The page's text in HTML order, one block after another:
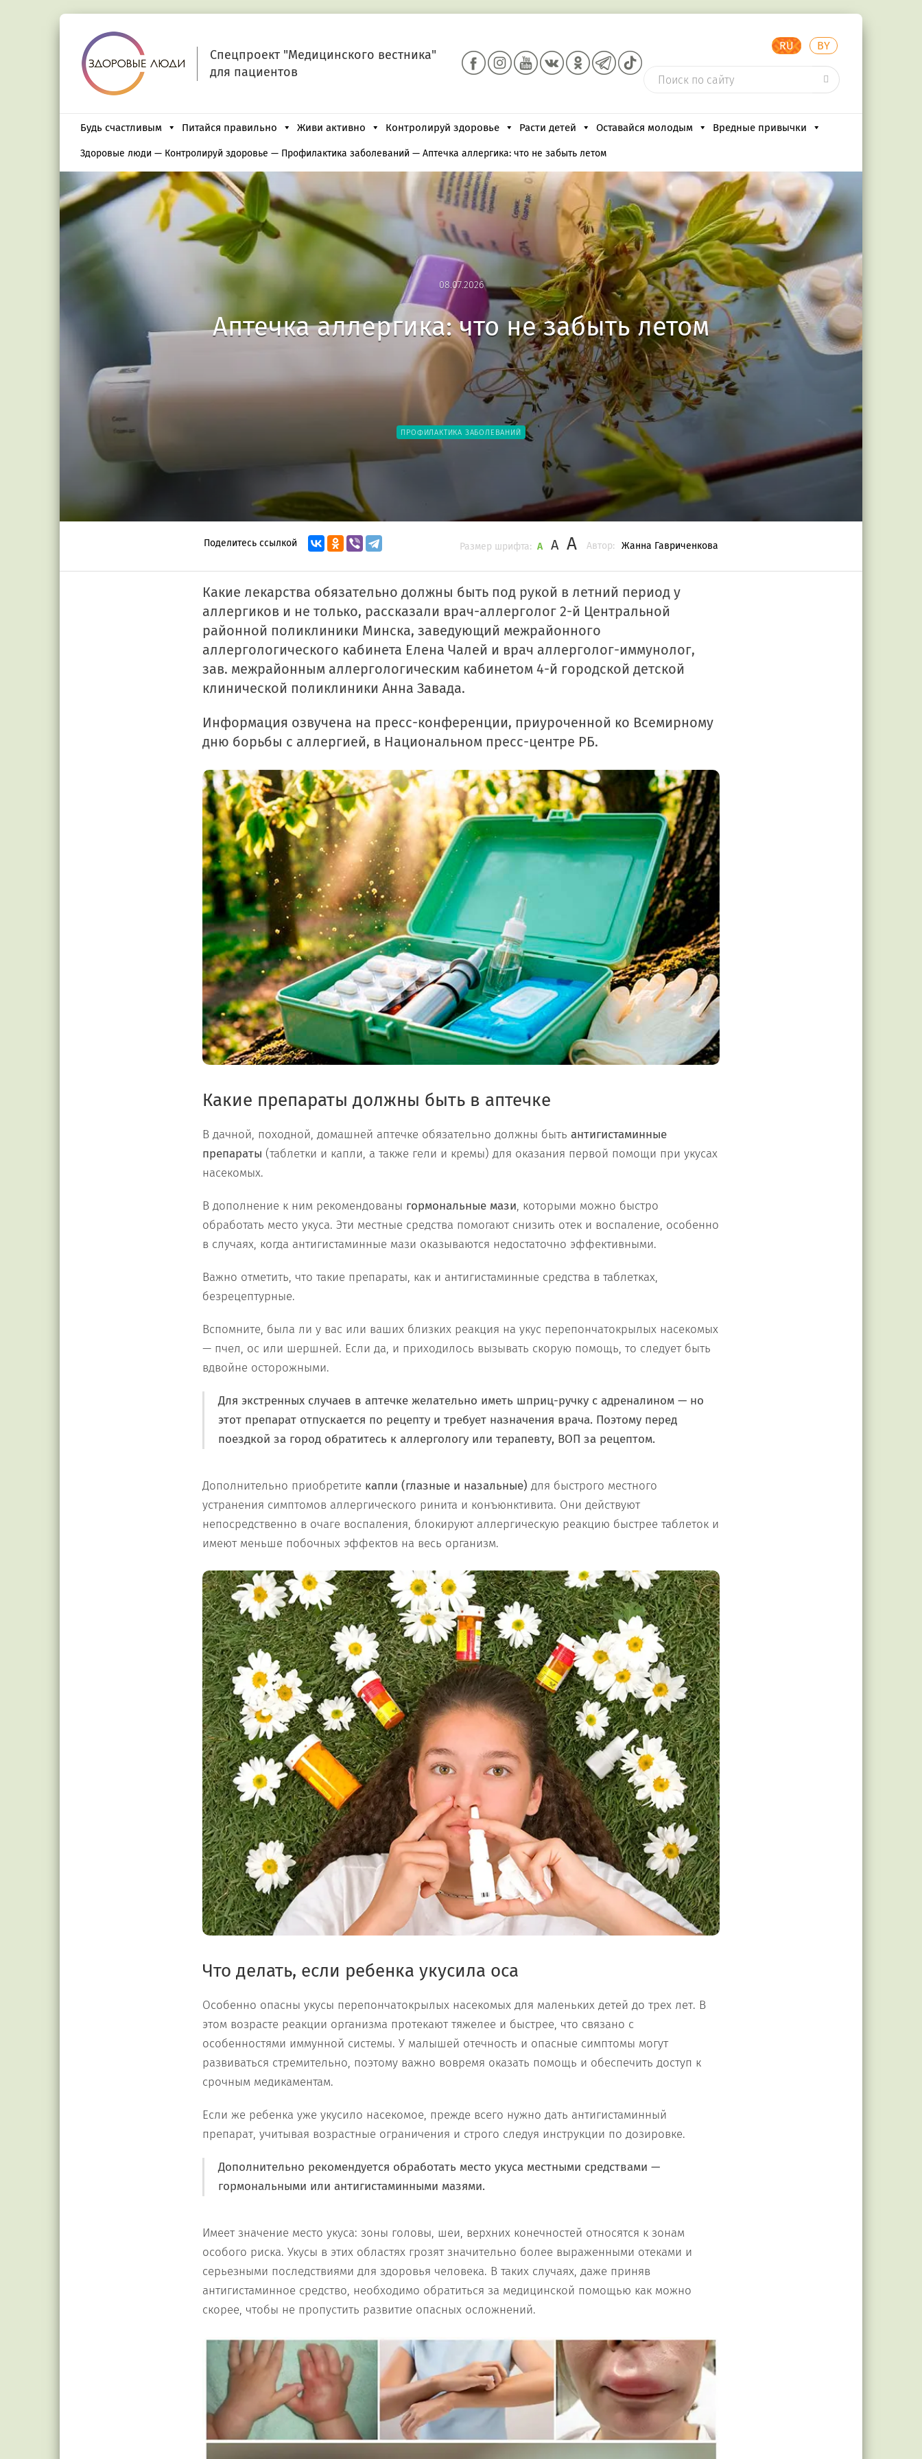
Спецпроект "Медицинского вестника"
для пациентов
RU BY
Будь счастливым Питайся правильно Живи активно Контролируй здоровье Расти детей Оставайся молодым Вредные привычки
Здоровые люди — Контролируй здоровье — Профилактика заболеваний — Аптечка аллергика: что не забыть летом
08.07.2026
08.07.2026
Аптечка аллергика: что не забыть летом
ПРОФИЛАКТИКА ЗАБОЛЕВАНИЙ
Поделитесь ссылкой Автор: Жанна Гавриченкова
Размер шрифта: A A A
Какие лекарства обязательно должны быть под рукой в летний период у
аллергиков и не только, рассказали врач-аллерголог 2-й Центральной
районной поликлиники Минска, заведующий межрайонного
аллергологического кабинета Елена Чалей и врач аллерголог-иммунолог,
зав. межрайонным аллергологическим кабинетом 4-й городской детской
клинической поликлиники Анна Завада.
Информация озвучена на пресс-конференции, приуроченной ко Всемирному
дню борьбы с аллергией, в Национальном пресс-центре РБ.
Какие препараты должны быть в аптечке
В дачной, походной, домашней аптечке обязательно должны быть антигистаминные
препараты (таблетки и капли, а также гели и кремы) для оказания первой помощи при укусах
насекомых.
В дополнение к ним рекомендованы гормональные мази, которыми можно быстро
обработать место укуса. Эти местные средства помогают снизить отек и воспаление, особенно
в случаях, когда антигистаминные мази оказываются недостаточно эффективными.
Важно отметить, что такие препараты, как и антигистаминные средства в таблетках,
безрецептурные.
Вспомните, была ли у вас или ваших близких реакция на укус перепончатокрылых насекомых
— пчел, ос или шершней. Если да, и приходилось вызывать скорую помощь, то следует быть
вдвойне осторожными.
Для экстренных случаев в аптечке желательно иметь шприц-ручку с адреналином — но
этот препарат отпускается по рецепту и требует назначения врача. Поэтому перед
поездкой за город обратитесь к аллергологу или терапевту, ВОП за рецептом.
Дополнительно приобретите капли (глазные и назальные) для быстрого местного
устранения симптомов аллергического ринита и конъюнктивита. Они действуют
непосредственно в очаге воспаления, блокируют аллергическую реакцию быстрее таблеток и
имеют меньше побочных эффектов на весь организм.
Что делать, если ребенка укусила оса
Особенно опасны укусы перепончатокрылых насекомых для маленьких детей до трех лет. В
этом возрасте реакции организма протекают тяжелее и быстрее, что связано с
особенностями иммунной системы. У малышей отечность и опасные симптомы могут
развиваться стремительно, поэтому важно вовремя оказать помощь и обеспечить доступ к
срочным медикаментам.
Если же ребенка уже укусило насекомое, прежде всего нужно дать антигистаминный
препарат, учитывая возрастные ограничения и строго следуя инструкции по дозировке.
Дополнительно рекомендуется обработать место укуса местными средствами —
гормональными или антигистаминными мазями.
Имеет значение место укуса: зоны головы, шеи, верхних конечностей относятся к зонам
особого риска. Укусы в этих областях грозят значительно более выраженными отеками и
серьезными последствиями для здоровья человека. В таких случаях, даже приняв
антигистаминное средство, необходимо обратиться за медицинской помощью как можно
скорее, чтобы не пропустить развитие опасных осложнений.